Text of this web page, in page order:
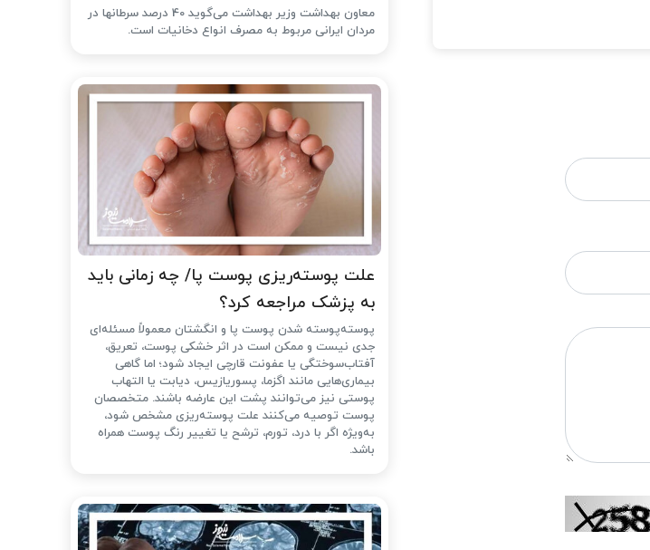
معاون بهداشت وزیر بهداشت می‌گوید 40 درصد سرطانها در
مردان ایرانی مربوط به مصرف انواع دخانیات است.
علت پوسته‌ریزی پوست پا/ چه زمانی باید
به پزشک مراجعه کرد؟
پوسته‌پوسته شدن پوست پا و انگشتان معمولاً مسئله‌ای
جدی نیست و ممکن است در اثر خشکی پوست، تعریق،
آفتاب‌سوختگی یا عفونت قارچی ایجاد شود؛ اما گاهی
بیماری‌هایی مانند اگزما، پسوریازیس، دیابت یا التهاب
پوستی نیز می‌توانند پشت این عارضه باشند. متخصصان
پوست توصیه می‌کنند علت پوسته‌ریزی مشخص شود،
به‌ویژه اگر با درد، تورم، ترشح یا تغییر رنگ پوست همراه
باشد.